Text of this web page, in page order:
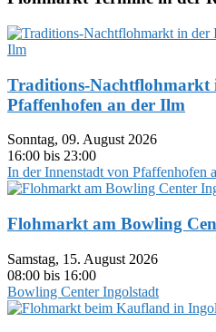
Traditions-Nachtflohmarkt
Pfaffenhofen an der Ilm
Sonntag, 09. August 2026
16:00 bis 23:00
In der Innenstadt von Pfaffenhofen
Flohmarkt am Bowling
Samstag, 15. August 2026
08:00 bis 16:00
Bowling Center Ingolstadt